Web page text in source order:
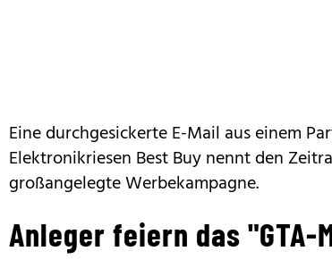
Eine durchgesickerte E-Mail aus einem
Elektronikriesen Best Buy nennt den
großangelegte Werbekampagne.
Anleger feiern das "GTA-